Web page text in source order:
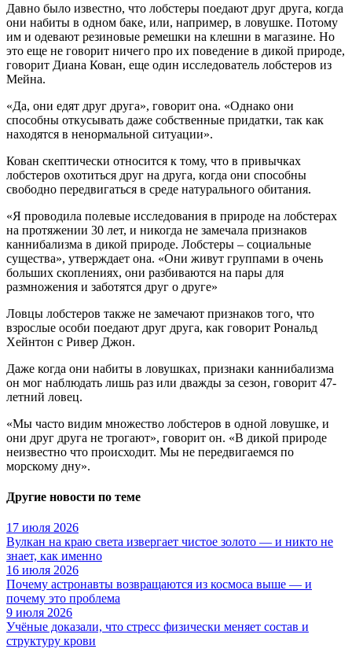
Давно было известно, что лобстеры поедают друг друга, когда
они набиты в одном баке, или, например, в ловушке. Потому
им и одевают резиновые ремешки на клешни в магазине. Но
это еще не говорит ничего про их поведение в дикой природе,
говорит Диана Кован, еще один исследователь лобстеров из
Мейна.
«Да, они едят друг друга», говорит она. «Однако они
способны откусывать даже собственные придатки, так как
находятся в ненормальной ситуации».
Кован скептически относится к тому, что в привычках
лобстеров охотиться друг на друга, когда они способны
свободно передвигаться в среде натурального обитания.
«Я проводила полевые исследования в природе на лобстерах
на протяжении 30 лет, и никогда не замечала признаков
каннибализма в дикой природе. Лобстеры – социальные
существа», утверждает она. «Они живут группами в очень
больших скоплениях, они разбиваются на пары для
размножения и заботятся друг о друге»
Ловцы лобстеров также не замечают признаков того, что
взрослые особи поедают друг друга, как говорит Рональд
Хейнтон с Ривер Джон.
Даже когда они набиты в ловушках, признаки каннибализма
он мог наблюдать лишь раз или дважды за сезон, говорит 47-
летний ловец.
«Мы часто видим множество лобстеров в одной ловушке, и
они друг друга не трогают», говорит он. «В дикой природе
неизвестно что происходит. Мы не передвигаемся по
морскому дну».
Другие новости по теме
17 июля 2026
Вулкан на краю света извергает чистое золото — и никто не
знает, как именно
16 июля 2026
Почему астронавты возвращаются из космоса выше — и
почему это проблема
9 июля 2026
Учёные доказали, что стресс физически меняет состав и
структуру крови